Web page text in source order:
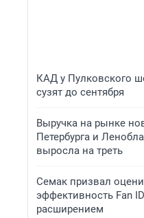
КАД у Пулковского
сузят до сентября
Выручка на рынке
Петербурга и
выросла на треть
Семак призвал
эффективность Fan
расширением